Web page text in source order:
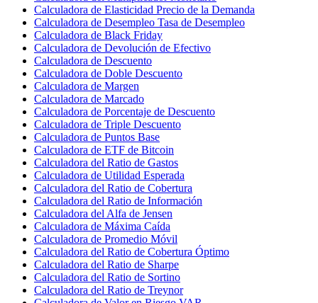
Calculadora de Elasticidad Precio de la Demanda
Calculadora de Desempleo Tasa de Desempleo
Calculadora de Black Friday
Calculadora de Devolución de Efectivo
Calculadora de Descuento
Calculadora de Doble Descuento
Calculadora de Margen
Calculadora de Marcado
Calculadora de Porcentaje de Descuento
Calculadora de Triple Descuento
Calculadora de Puntos Base
Calculadora de ETF de Bitcoin
Calculadora del Ratio de Gastos
Calculadora de Utilidad Esperada
Calculadora del Ratio de Cobertura
Calculadora del Ratio de Información
Calculadora del Alfa de Jensen
Calculadora de Máxima Caída
Calculadora de Promedio Móvil
Calculadora del Ratio de Cobertura Óptimo
Calculadora del Ratio de Sharpe
Calculadora del Ratio de Sortino
Calculadora del Ratio de Treynor